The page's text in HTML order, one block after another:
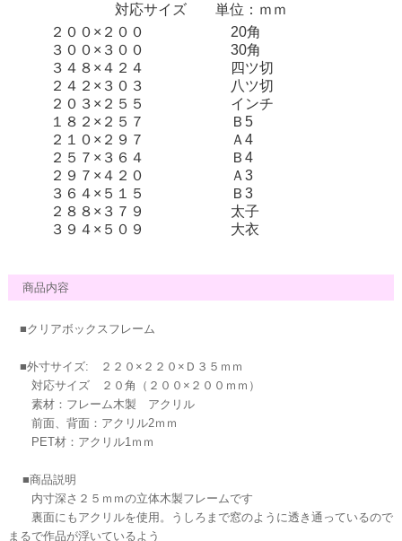
対応サイズ 単位：ｍｍ
２００×２００
20角
３００×３００
30角
３４８×４２４
四ツ切
２４２×３０３
八ツ切
２０３×２５５
インチ
１８２×２５７
Ｂ5
２１０×２９７
Ａ4
２５７×３６４
Ｂ4
２９７×４２０
Ａ3
３６４×５１５
Ｂ3
２８８×３７９
太子
３９４×５０９
大衣
商品内容
■クリアボックスフレーム
■外寸サイズ: ２２０×２２０×Ｄ３５ｍｍ
対応サイズ ２０角（２００×２００ｍｍ）
素材：フレーム木製 アクリル
前面、背面：アクリル2ｍｍ
PET材：アクリル1ｍｍ
■商品説明
内寸深さ２５ｍｍの立体木製フレームです
裏面にもアクリルを使用。うしろまで窓のように透き通っているので
まるで作品が浮いているよう